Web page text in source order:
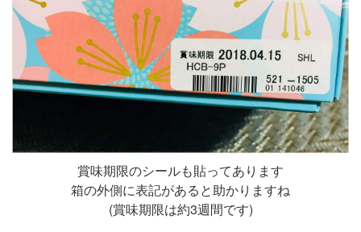
賞味期限のシールも貼ってあります
箱の外側に表記があると助かりますね
(賞味期限は約3週間です)